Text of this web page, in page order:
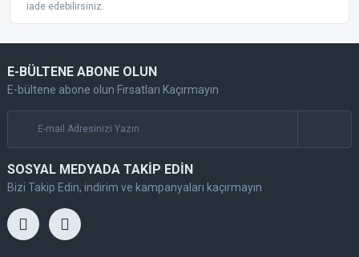
iade edebilirsiniz.
E-BÜLTENE ABONE OLUN
E-bültene abone olun Fırsatları Kaçırmayın
SOSYAL MEDYADA TAKİP EDİN
Bizi Takip Edin, indirim ve kampanyaları kaçırmayın